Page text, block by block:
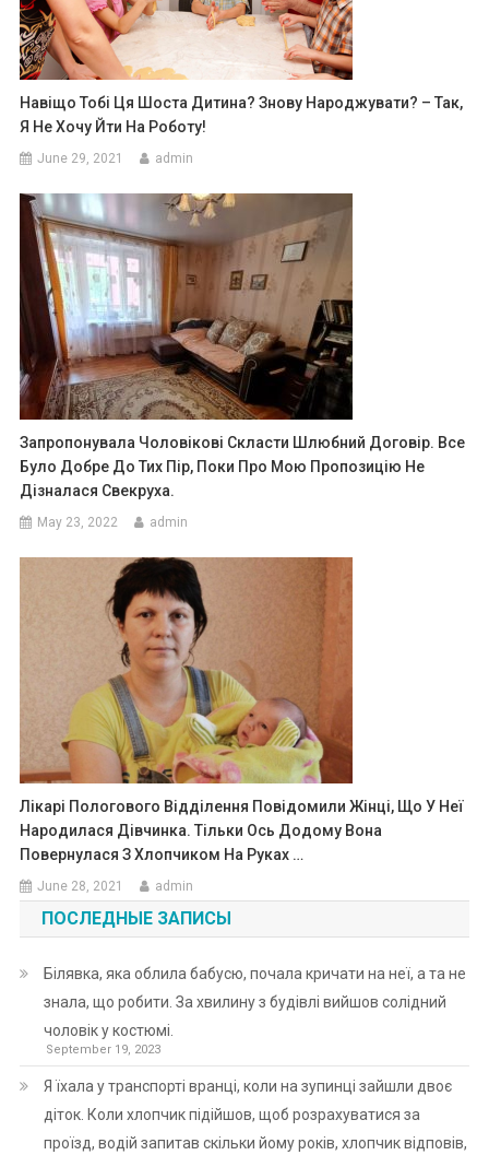
Навіщо Тобі Ця Шоста Дитина? Знову Народжувати? – Так,
Я Не Хочу Йти На Роботу!
June 29, 2021 admin
Запропонувала Чоловікові Скласти Шлюбний Договір. Все
Було Добре До Тих Пір, Поки Про Мою Пропозицію Не
Дізналася Свекруха.
May 23, 2022 admin
Лікарі Пологового Відділення Повідомили Жінці, Що У Неї
Народилася Дівчинка. Тільки Ось Додому Вона
Повернулася З Хлопчиком На Руках …
June 28, 2021 admin
ПОСЛЕДНЫЕ ЗАПИСЫ
Білявка, яка облила бабусю, почала кричати на неї, а та не
знала, що робити. За хвилину з будівлі вийшов солідний
чоловік у костюмі.
September 19, 2023
Я їхала у транспорті вранці, коли на зупинці зайшли двоє
діток. Коли хлопчик підійшов, щоб розрахуватися за
проїзд, водій запитав скільки йому років, хлопчик відповів,